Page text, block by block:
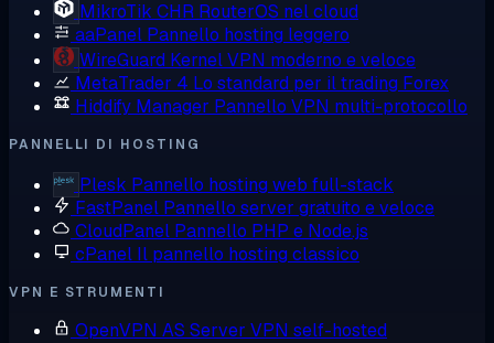
MikroTik CHR RouterOS nel cloud
aaPanel Pannello hosting leggero
WireGuard Kernel VPN moderno e veloce
MetaTrader 4 Lo standard per il trading Forex
Hiddify Manager Pannello VPN multi-protocollo
PANNELLI DI HOSTING
Plesk Pannello hosting web full-stack
FastPanel Pannello server gratuito e veloce
CloudPanel Pannello PHP e Node.js
cPanel Il pannello hosting classico
VPN E STRUMENTI
OpenVPN AS Server VPN self-hosted